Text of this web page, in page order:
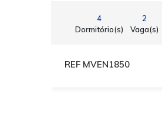
4
Dormitório(s)
2
Vaga(s)
REF MVEN1850